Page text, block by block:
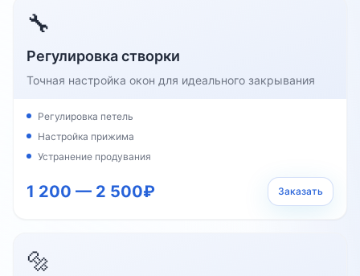
🔧
Регулировка створки
Точная настройка окон для идеального закрывания
Регулировка петель
Настройка прижима
Устранение продувания
1 200 — 2 500₽ Заказать
🔩